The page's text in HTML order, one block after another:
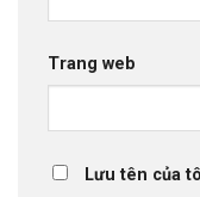
Trang web
Lưu tên của